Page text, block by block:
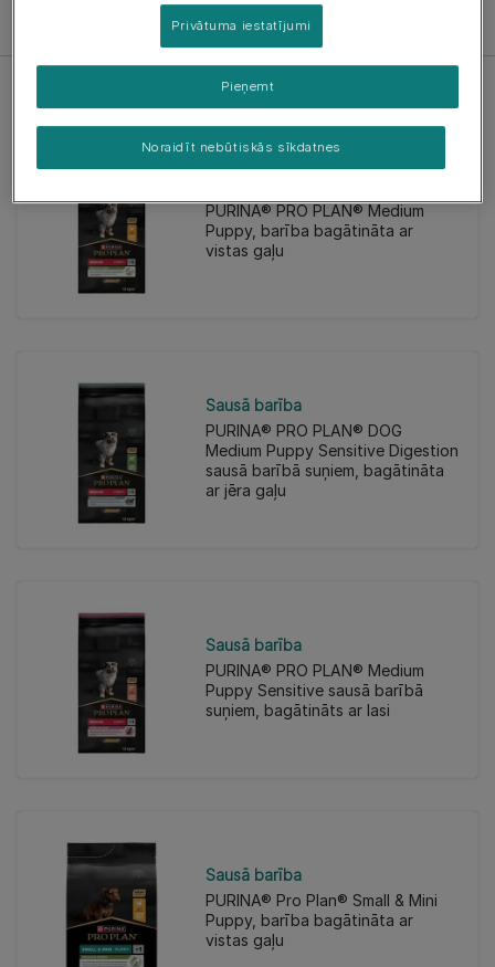
Filter
PURINA® PRO PLAN® Medium
Puppy, barība bagātināta ar
vistas gaļu
Sausā barība
PURINA® PRO PLAN® DOG
Medium Puppy Sensitive Digestion
sausā barībā suņiem, bagātināta
ar jēra gaļu
Sausā barība
PURINA® PRO PLAN® Medium
Puppy Sensitive sausā barībā
suņiem, bagātināts ar lasi
Sausā barība
PURINA® Pro Plan® Small & Mini
Puppy, barība bagātināta ar
vistas gaļu
Privātuma iestatījumi
Noraidīt nebūtiskās sīkdatnes
Pieņemt